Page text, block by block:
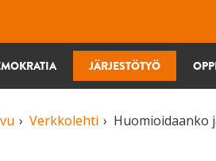
JÄRJESTÖTYÖ
Verkkolehti Huomioidaanko